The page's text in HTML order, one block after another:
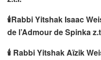
🕯Rabbi Yitshak Isaac
de l’Admour de Spinka
🕯 Rabbi Yitshak Aïzik